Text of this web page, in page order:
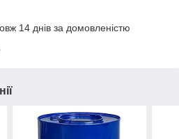
14 днів за домовленістю